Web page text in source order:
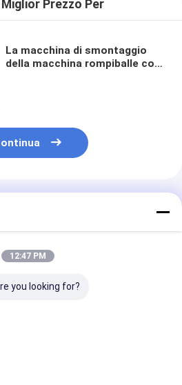
Prezzo Per
La macchina di smontaggio
della macchina rompiballe con
12:47 PM
you looking for?